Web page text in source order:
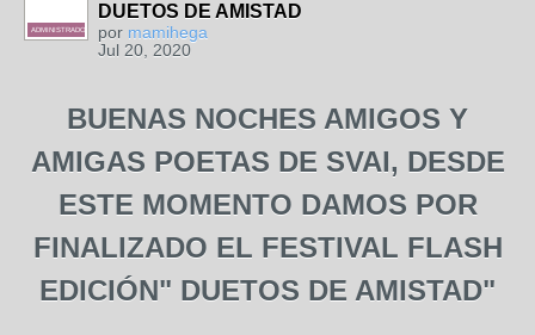
ADMINISTRADORA
DUETOS DE AMISTAD
por mamihega
Jul 20, 2020
BUENAS NOCHES AMIGOS Y
AMIGAS POETAS DE SVAI, DESDE
ESTE MOMENTO DAMOS POR
FINALIZADO EL FESTIVAL FLASH
EDICIÓN" DUETOS DE AMISTAD"